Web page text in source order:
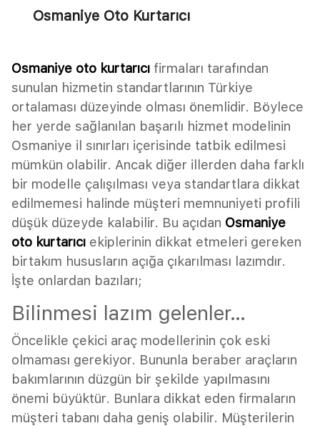
Osmaniye Oto Kurtarıcı
Osmaniye oto kurtarıcı firmaları tarafından
sunulan hizmetin standartlarının Türkiye
ortalaması düzeyinde olması önemlidir. Böylece
her yerde sağlanılan başarılı hizmet modelinin
Osmaniye il sınırları içerisinde tatbik edilmesi
mümkün olabilir. Ancak diğer illerden daha farklı
bir modelle çalışılması veya standartlara dikkat
edilmemesi halinde müşteri memnuniyeti profili
düşük düzeyde kalabilir. Bu açıdan Osmaniye
oto kurtarıcı ekiplerinin dikkat etmeleri gereken
birtakım hususların açığa çıkarılması lazımdır.
İşte onlardan bazıları;
Bilinmesi lazım gelenler…
Öncelikle çekici araç modellerinin çok eski
olmaması gerekiyor. Bununla beraber araçların
bakımlarının düzgün bir şekilde yapılmasını
önemi büyüktür. Bunlara dikkat eden firmaların
müşteri tabanı daha geniş olabilir. Müşterilerin